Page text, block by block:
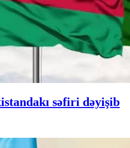
səfiri dəyişib